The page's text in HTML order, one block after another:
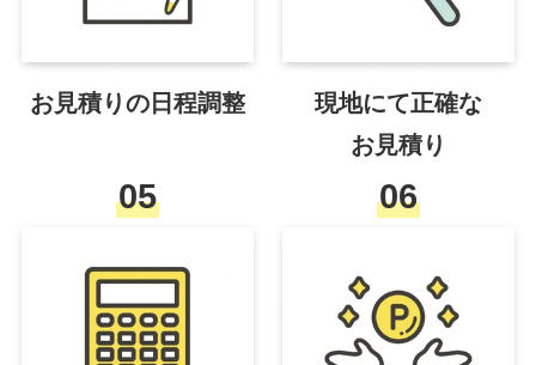
お見積りの日程調整
現地にて正確な
お見積り
05 06